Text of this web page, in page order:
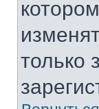
только